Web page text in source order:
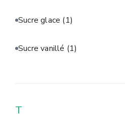
Sucre glace (1)
Sucre vanillé (1)
T